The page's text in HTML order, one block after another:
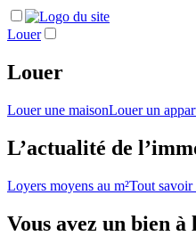
Louer
Louer
Louer une maisonLouer un
L’actualité de
Loyers moyens au m²Tout
Vous avez un bien à